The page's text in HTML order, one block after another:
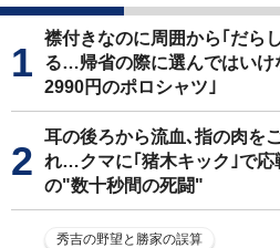
襟付きなのに周囲から｢だら
る…帰省の際に選んではいけ
2990円のポロシャツ｣
耳の後ろから流血､指の肉を
れ…クマに｢猪木キック｣で応
の"数十秒間の死闘"
秀吉の野望と勝家の誤算